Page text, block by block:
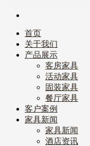
首页
关于我们
产品展示
客房家具
活动家具
固装家具
餐厅家具
客户案例
家具新闻
家具新闻
酒店资讯